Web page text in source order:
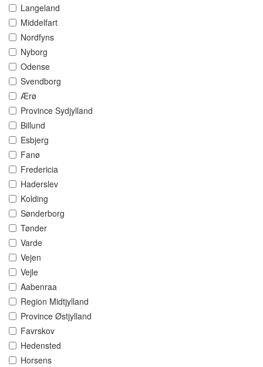
Langeland
Middelfart
Nordfyns
Nyborg
Odense
Svendborg
Ærø
Province Sydjylland
Billund
Esbjerg
Fanø
Fredericia
Haderslev
Kolding
Sønderborg
Tønder
Varde
Vejen
Vejle
Aabenraa
Region Midtjylland
Province Østjylland
Favrskov
Hedensted
Horsens